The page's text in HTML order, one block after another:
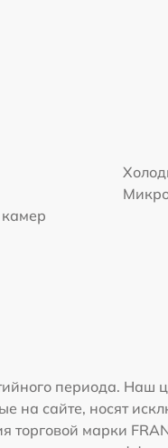
периода. Наш
на сайте, носят
марки